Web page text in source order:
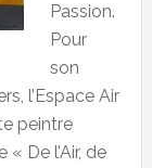
Passion.
Pour
son
l’Espace Air
peintre
De l’Air, de